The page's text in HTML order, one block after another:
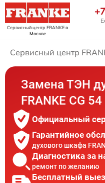
Сервисный центр FRANKEв
Москве
Сервисный центр
Замена ТЭН
FRANKE CG
Официальный
Гарантийное
духового шкафа
Диагностика за
ремонт по желанию
Бесплатный